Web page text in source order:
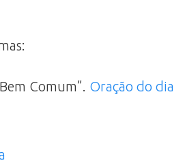
Comum”. Oração do dia